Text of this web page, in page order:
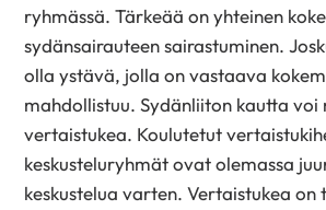
ryhmässä. Tärkeää on yhteinen
sydänsairauteen sairastuminen.
olla ystävä, jolla on vastaava
mahdollistuu. Sydänliiton kautta voi
vertaistukea. Koulutetut
keskusteluryhmät ovat olemassa
keskustelua varten. Vertaistukea on